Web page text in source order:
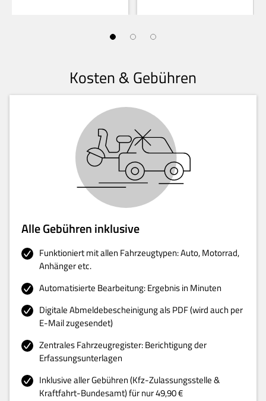
Kosten & Gebühren
Alle Gebühren inklusive
Funktioniert mit allen Fahrzeugtypen: Auto, Motorrad,
Anhänger etc.
Automatisierte Bearbeitung: Ergebnis in Minuten
Digitale Abmeldebescheinigung als PDF (wird auch per
E-Mail zugesendet)
Zentrales Fahrzeugregister: Berichtigung der
Erfassungsunterlagen
Inklusive aller Gebühren (Kfz-Zulassungsstelle &
Kraftfahrt-Bundesamt) für nur 49,90 €